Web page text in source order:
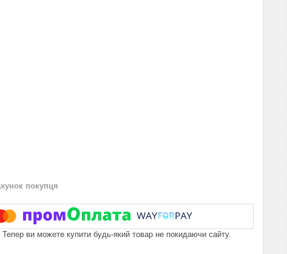
покупця
Тепер ви можете купити будь-який товар не покидаючи сайту.